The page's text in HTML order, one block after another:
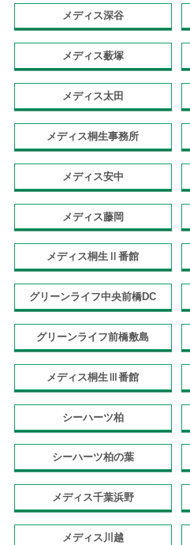
メディス深谷
メディス薮塚
メディス太田
メディス桐生事務所
メディス安中
メディス藤岡
メディス桐生Ⅱ番館
グリーンライフ中央前橋DC
グリーンライフ前橋敷島
メディス桐生Ⅲ番館
シーハーツ柏
シーハーツ柏の葉
メディス千葉浜野
メディス川越